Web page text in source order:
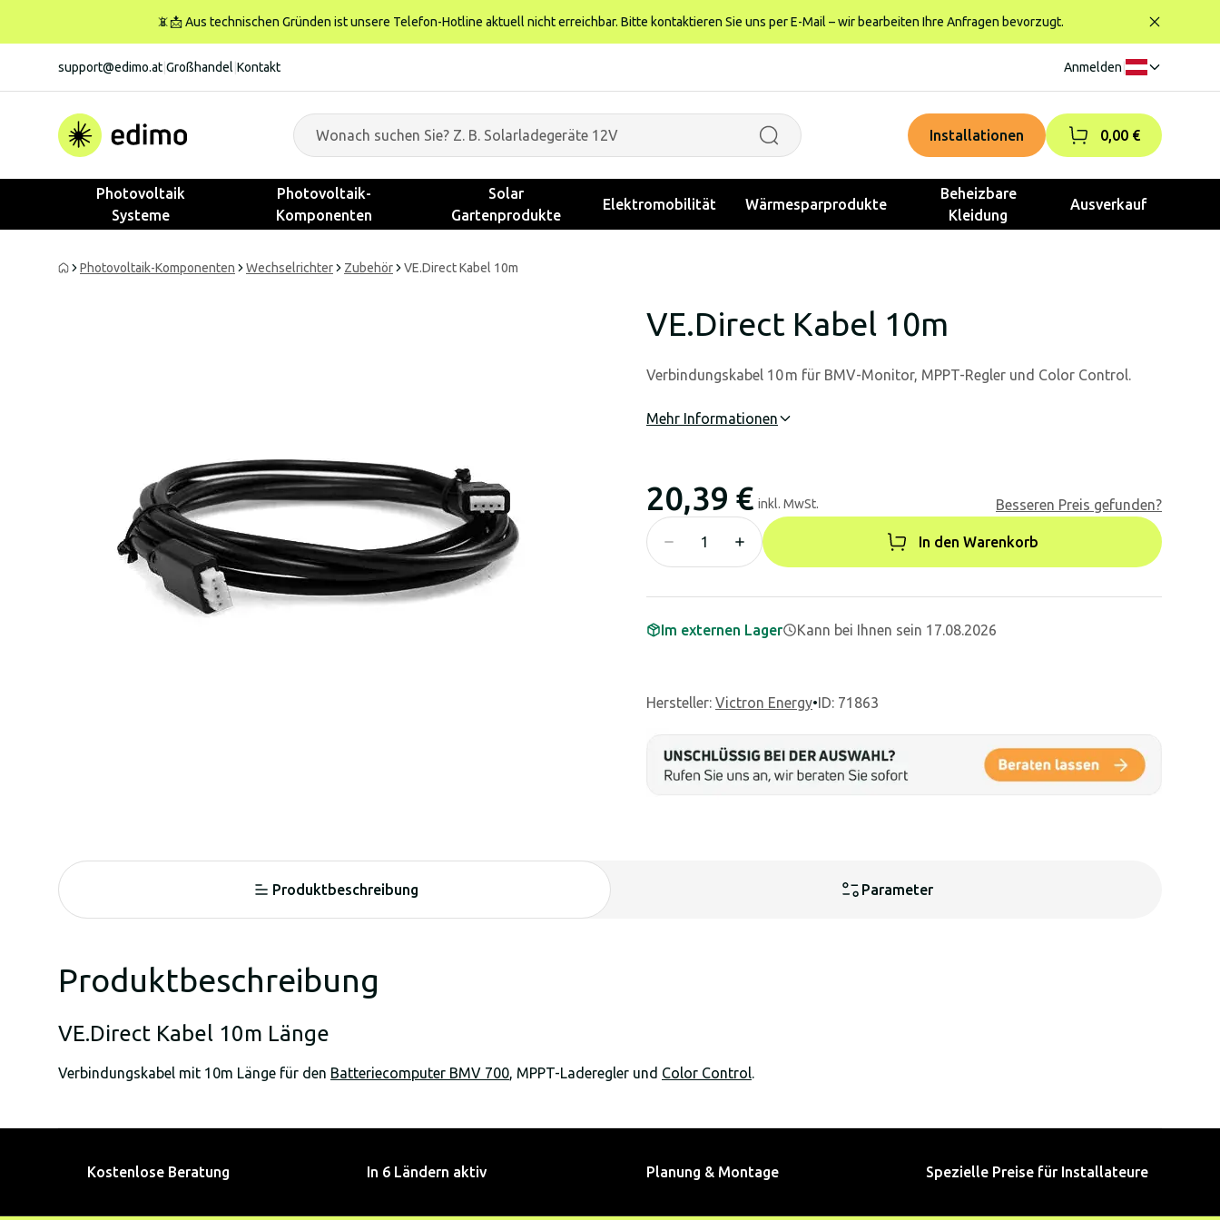
📵📩 Aus technischen Gründen ist unsere Telefon-Hotline aktuell nicht erreichbar. Bitte kontaktieren Sie uns per E-Mail – wir bearbeiten Ihre Anfragen bevorzugt.
support@edimo.at Großhandel Kontakt Anmelden
Installationen 0,00 €
Photovoltaik
Systeme
Photovoltaik-
Komponenten
Solar
Gartenprodukte
Elektromobilität Wärmesparprodukte
Beheizbare
Kleidung
Ausverkauf
Photovoltaik-Komponenten Wechselrichter Zubehör VE.Direct Kabel 10m
VE.Direct Kabel 10m
Verbindungskabel 10 m für BMV-Monitor, MPPT-Regler und Color Control.
Mehr Informationen
20,39 € inkl. MwSt. Besseren Preis gefunden?
In den Warenkorb
Im externen Lager Kann bei Ihnen sein 17.08.2026
Hersteller: Victron Energy•ID: 71863
Produktbeschreibung Parameter
Produktbeschreibung
VE.Direct Kabel 10m Länge
Verbindungskabel mit 10m Länge für den Batteriecomputer BMV 700 , MPPT-Laderegler und Color Control
Kostenlose Beratung In 6 Ländern aktiv Planung & Montage Spezielle Preise für Installateure